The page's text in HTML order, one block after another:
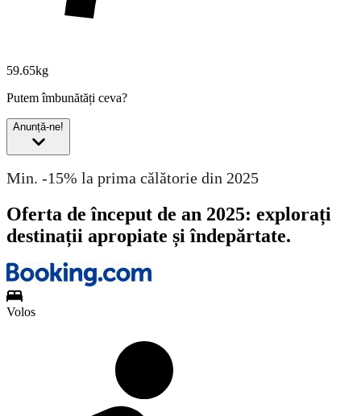
59.65kg
Putem îmbunătăți ceva?
Anunță-ne!
Min. -15% la prima călătorie din 2025
Oferta de început de an 2025: explorați
destinații apropiate și îndepărtate.
Volos